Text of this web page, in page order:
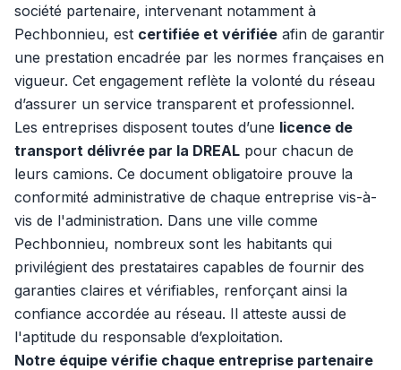
société partenaire, intervenant notamment à
Pechbonnieu, est certifiée et vérifiée afin de garantir
une prestation encadrée par les normes françaises en
vigueur. Cet engagement reflète la volonté du réseau
d’assurer un service transparent et professionnel.
Les entreprises disposent toutes d’une licence de
transport délivrée par la DREAL pour chacun de
leurs camions. Ce document obligatoire prouve la
conformité administrative de chaque entreprise vis-à-
vis de l'administration. Dans une ville comme
Pechbonnieu, nombreux sont les habitants qui
privilégient des prestataires capables de fournir des
garanties claires et vérifiables, renforçant ainsi la
confiance accordée au réseau. Il atteste aussi de
l'aptitude du responsable d’exploitation.
Notre équipe vérifie chaque entreprise partenaire